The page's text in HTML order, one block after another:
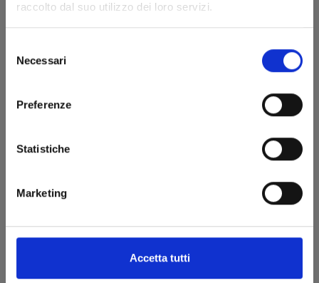
raccolto dal suo utilizzo dei loro servizi.
delNecessari
Preferenze
Statistiche
Marketing
Accetta tutti